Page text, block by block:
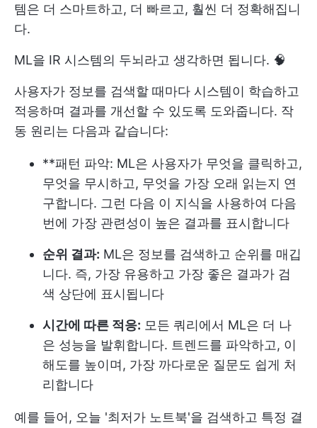
템은 더 스마트하고, 더 빠르고, 훨씬 더 정확해집니
다.
ML을 IR 시스템의 두뇌라고 생각하면 됩니다. 🧠
사용자가 정보를 검색할 때마다 시스템이 학습하고
적응하며 결과를 개선할 수 있도록 도와줍니다. 작
동 원리는 다음과 같습니다:
**패턴 파악: ML은 사용자가 무엇을 클릭하고,
무엇을 무시하고, 무엇을 가장 오래 읽는지 연
구합니다. 그런 다음 이 지식을 사용하여 다음
번에 가장 관련성이 높은 결과를 표시합니다
순위 결과: ML은 정보를 검색하고 순위를 매깁
니다. 즉, 가장 유용하고 가장 좋은 결과가 검
색 상단에 표시됩니다
시간에 따른 적응: 모든 쿼리에서 ML은 더 나
은 성능을 발휘합니다. 트렌드를 파악하고, 이
해도를 높이며, 가장 까다로운 질문도 쉽게 처
리합니다
예를 들어, 오늘 '최저가 노트북'을 검색하고 특정 결